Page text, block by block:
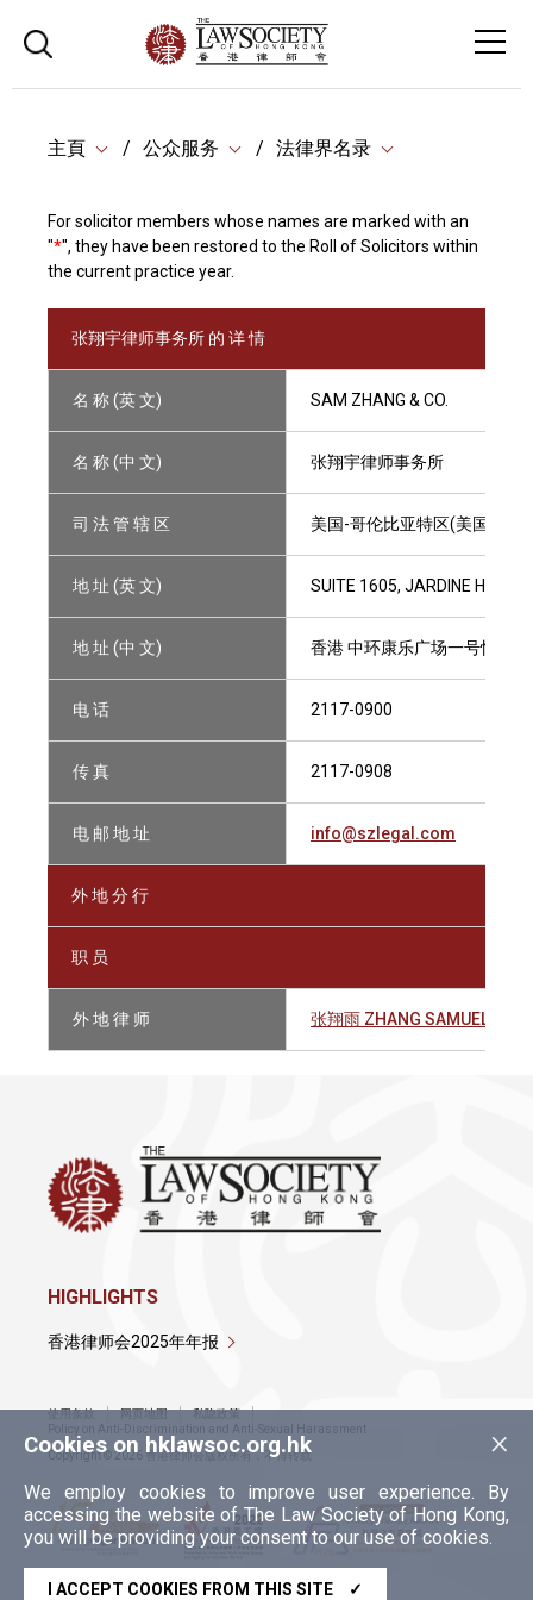
主頁 公众服务 法律界名录
For solicitor members whose names are marked with an
"*", they have been restored to the Roll of Solicitors within
the current practice year.
张翔宇律师事务所 的 详 情
名 称 (英 文) SAM ZHANG & CO.
名 称 (中 文) 张翔宇律师事务所
司 法 管 辖 区 美国-哥伦比亚特区(美国)
地 址 (英 文) SUITE 1605, JARDINE
地 址 (中 文) 香港 中环康乐广场一号怡和
电 话 2117-0900
传 真 2117-0908
电 邮 地 址 info@szlegal.com
外 地 分 行
职 员
外 地 律 师 张翔雨 ZHANG SAMUEL
×
Cookies on hklawsoc.org.hk
We employ cookies to improve user experience. By
accessing the website of The Law Society of Hong Kong,
you will be providing your consent to our use of cookies.
I ACCEPT COOKIES FROM THIS SITE ✓
HIGHLIGHTS
香港律师会2025年年报
使用条款 网页地图
私隐政策
Policy on Anti-Discrimination and Anti-Sexual Harassment
Copyright © 2026 香港律师会版权所有，不得转载